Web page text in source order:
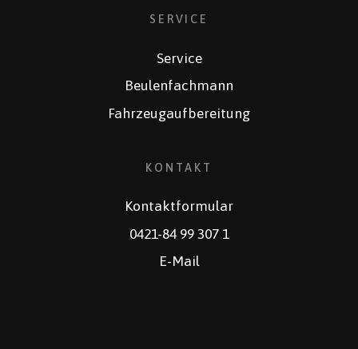
SERVICE
Service
Beulenfachmann
Fahrzeugaufbereitung
KONTAKT
Kontaktformular
0421-84 99 307 1
E-Mail